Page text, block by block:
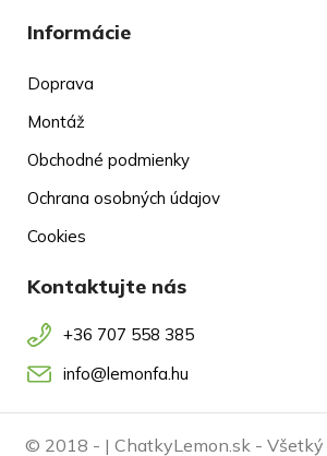
Informácie
Doprava
Montáž
Obchodné podmienky
Ochrana osobných údajov
Cookies
Kontaktujte nás
+36 707 558 385
info@lemonfa.hu
© 2018 - | ChatkyLemon.sk -